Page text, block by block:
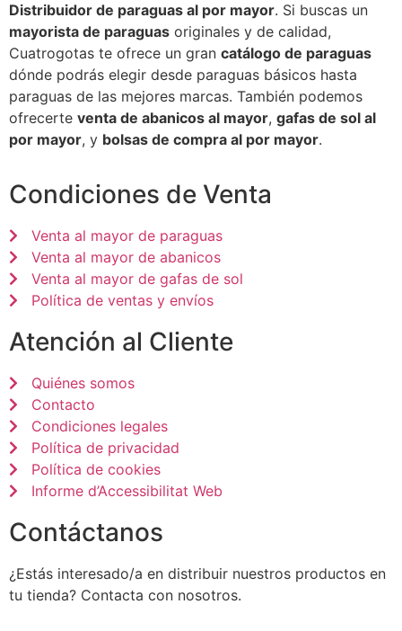
Distribuidor de paraguas al por mayor. Si buscas un
mayorista de paraguas originales y de calidad,
Cuatrogotas te ofrece un gran catálogo de paraguas
dónde podrás elegir desde paraguas básicos hasta
paraguas de las mejores marcas. También podemos
ofrecerte venta de abanicos al mayor, gafas de sol al
por mayor, y bolsas de compra al por mayor.
Condiciones de Venta
Venta al mayor de paraguas
Venta al mayor de abanicos
Venta al mayor de gafas de sol
Política de ventas y envíos
Atención al Cliente
Quiénes somos
Contacto
Condiciones legales
Política de privacidad
Política de cookies
Informe d’Accessibilitat Web
Contáctanos
¿Estás interesado/a en distribuir nuestros productos en
tu tienda? Contacta con nosotros.